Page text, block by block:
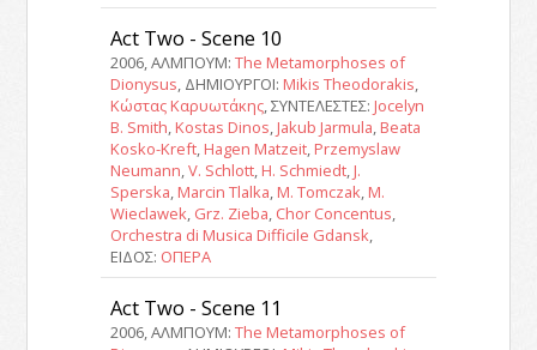
Act Two - Scene 10
2006, ΑΛΜΠΟΥΜ: The Metamorphoses of
Dionysus, ΔΗΜΙΟΥΡΓΟΙ: Mikis Theodorakis,
Κώστας Καρυωτάκης, ΣΥΝΤΕΛΕΣΤΕΣ: Jocelyn
B. Smith, Kostas Dinos, Jakub Jarmula, Beata
Kosko-Kreft, Hagen Matzeit, Przemyslaw
Neumann,V. Schlott, H. Schmiedt, J.
Sperska, Marcin Tlalka, M. Tomczak, M.
Wieclawek, Grz. Zieba, Chor Concentus,
Orchestra di Musica Difficile Gdansk,
ΕΙΔΟΣ: ΟΠΕΡΑ
Act Two - Scene 11
2006, ΑΛΜΠΟΥΜ: The Metamorphoses of